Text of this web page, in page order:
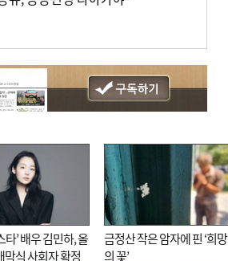
타’ 배우 김민하, 올
막식 사회자 확정
금정산 작은 암자에 핀 ‘희망
의 꽃’